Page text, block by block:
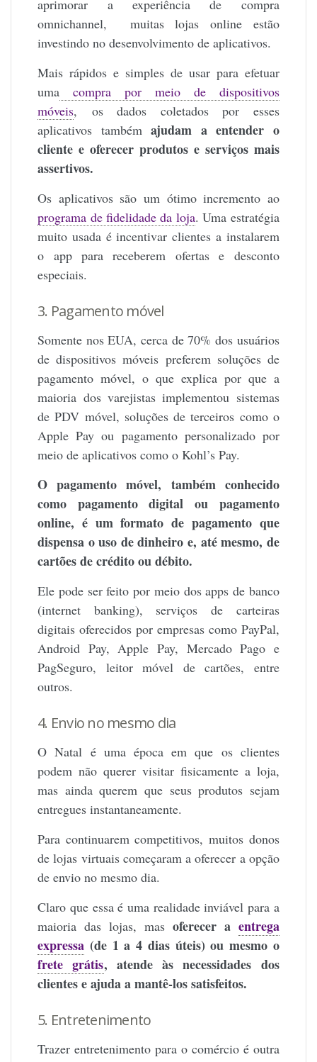
aprimorar a experiência de compra
omnichannel, muitas lojas online estão
investindo no desenvolvimento de aplicativos.
Mais rápidos e simples de usar para efetuar
uma compra por meio de dispositivos
móveis, os dados coletados por esses
aplicativos tambémajudam a entender o
cliente e oferecer produtos e serviços mais
assertivos.
Os aplicativos são um ótimo incremento ao
programa de fidelidade da loja. Uma estratégia
muito usada é incentivar clientes a instalarem
o app para receberem ofertas e desconto
especiais.
3. Pagamento móvel
Somente nos EUA, cerca de 70% dos usuários
de dispositivos móveis preferem soluções de
pagamento móvel, o que explica por que a
maioria dos varejistas implementou sistemas
de PDV móvel, soluções de terceiros como o
Apple Pay ou pagamento personalizado por
meio de aplicativos como o Kohl’s Pay.
O pagamento móvel, também conhecido
como pagamento digital ou pagamento
online, é um formato de pagamento que
dispensa o uso de dinheiro e, até mesmo, de
cartões de crédito ou débito.
Ele pode ser feito por meio dos apps de banco
(internet banking), serviços de carteiras
digitais oferecidos por empresas como PayPal,
Android Pay, Apple Pay, Mercado Pago e
PagSeguro, leitor móvel de cartões, entre
outros.
4. Envio no mesmo dia
O Natal é uma época em que os clientes
podem não querer visitar fisicamente a loja,
mas ainda querem que seus produtos sejam
entregues instantaneamente.
Para continuarem competitivos, muitos donos
de lojas virtuais começaram a oferecer a opção
de envio no mesmo dia.
Claro que essa é uma realidade inviável para a
maioria das lojas, mas oferecer a entrega
expressa (de 1 a 4 dias úteis) ou mesmo o
frete grátis, atende às necessidades dos
clientes e ajuda a mantê-los satisfeitos.
5. Entretenimento
Trazer entretenimento para o comércio é outra